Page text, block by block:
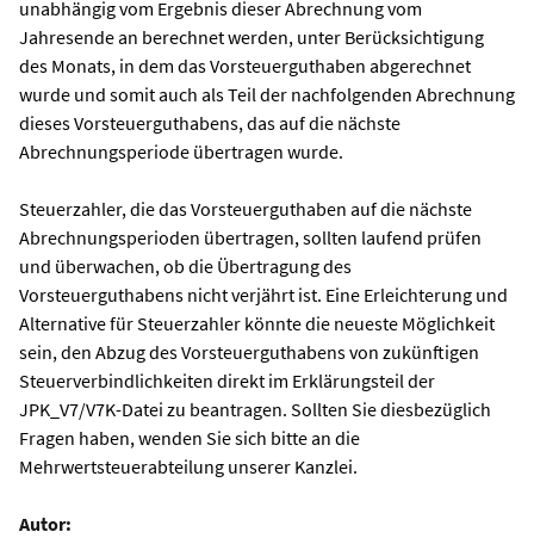
unabhängig vom Ergebnis dieser Abrechnung vom
Jahresende an berechnet werden, unter Berücksichtigung
des Monats, in dem das Vorsteuerguthaben abgerechnet
wurde und somit auch als Teil der nachfolgenden Abrechnung
dieses Vorsteuerguthabens, das auf die nächste
Abrechnungsperiode übertragen wurde.
Steuerzahler, die das Vorsteuerguthaben auf die nächste
Abrechnungsperioden übertragen, sollten laufend prüfen
und überwachen, ob die Übertragung des
Vorsteuerguthabens nicht verjährt ist. Eine Erleichterung und
Alternative für Steuerzahler könnte die neueste Möglichkeit
sein, den Abzug des Vorsteuerguthabens von zukünftigen
Steuerverbindlichkeiten direkt im Erklärungsteil der
JPK_V7/V7K-Datei zu beantragen. Sollten Sie diesbezüglich
Fragen haben, wenden Sie sich bitte an die
Mehrwertsteuerabteilung unserer Kanzlei.
Autor: